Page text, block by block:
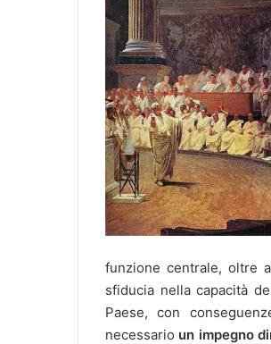
funzione centrale, oltre
sfiducia nella capacità
Paese, con
necessario un impegno